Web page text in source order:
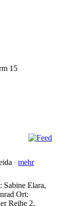
15
mehr
Sabine Elara,
Ort:
Reihe 2,